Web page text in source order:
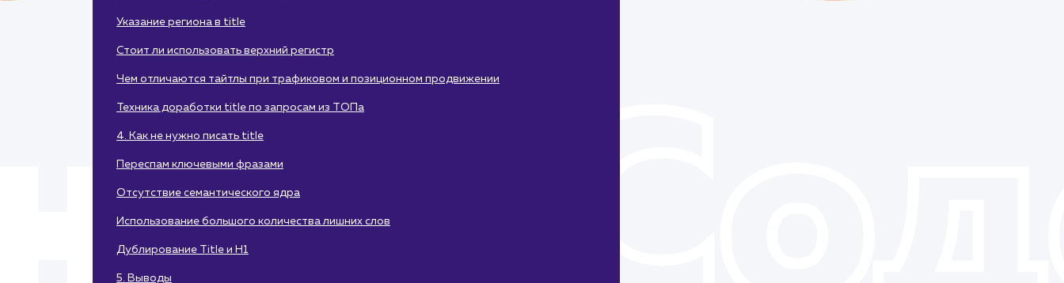
Указание региона в title
Стоит ли использовать верхний регистр
Чем отличаются тайтлы при трафиковом и позиционном продвижении
Техника доработки title по запросам из ТОПа
4. Как не нужно писать title
Переспам ключевыми фразами
Отсутствие семантического ядра
Использование большого количества лишних слов
Дублирование Title и H1
5. Выводы